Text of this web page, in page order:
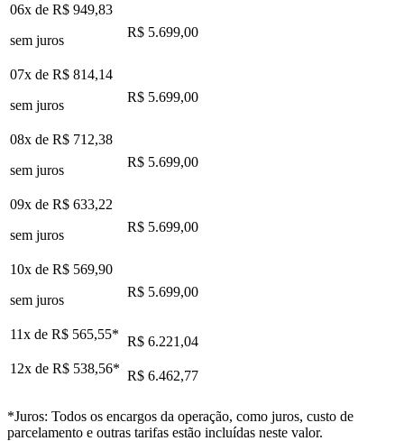
06x de R$ 949,83
sem juros
R$ 5.699,00
07x de R$ 814,14
sem juros
R$ 5.699,00
08x de R$ 712,38
sem juros
R$ 5.699,00
09x de R$ 633,22
sem juros
R$ 5.699,00
10x de R$ 569,90
sem juros
R$ 5.699,00
11x de R$ 565,55* R$ 6.221,04
12x de R$ 538,56* R$ 6.462,77
*Juros: Todos os encargos da operação, como juros, custo de
parcelamento e outras tarifas estão incluídas neste valor.